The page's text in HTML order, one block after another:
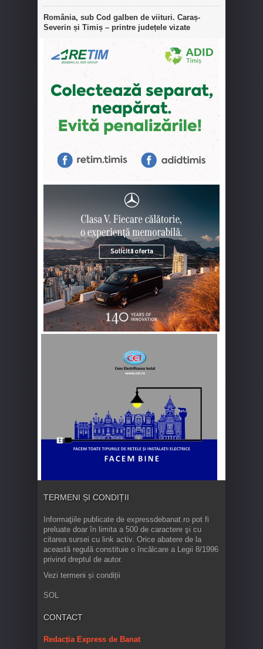
România, sub Cod galben de viituri. Caraș-
Severin și Timiș – printre județele vizate
TERMENI ȘI CONDIȚII
Informaţiile publicate de expressdebanat.ro pot fi
preluate doar în limita a 500 de caractere şi cu
citarea sursei cu link activ. Orice abatere de la
această regulă constituie o încălcare a Legii 8/1996
privind dreptul de autor.
Vezi termeni și condiții
SOL
CONTACT
Redacția Express de Banat